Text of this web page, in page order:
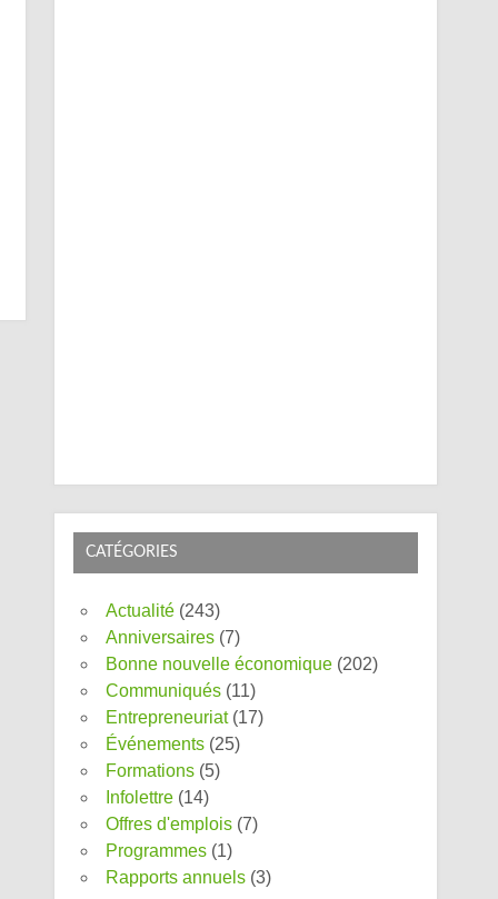
CATÉGORIES
Actualité (243)
Anniversaires (7)
Bonne nouvelle économique (202)
Communiqués (11)
Entrepreneuriat(17)
Événements (25)
Formations (5)
Infolettre (14)
Offres d'emplois (7)
Programmes (1)
Rapports annuels (3)